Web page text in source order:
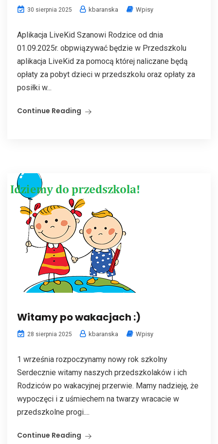
30 sierpnia 2025 kbaranska Wpisy
Aplikacja LiveKid Szanowi Rodzice od dnia
01.09.2025r. obpwiązywać będzie w Przedszkolu
aplikacja LiveKid za pomocą której naliczane będą
opłaty za pobyt dzieci w przedszkolu oraz opłaty za
posiłki w...
Continue Reading
Witamy po wakacjach :)
28 sierpnia 2025 kbaranska Wpisy
1 września rozpoczynamy nowy rok szkolny
Serdecznie witamy naszych przedszkolaków i ich
Rodziców po wakacyjnej przerwie. Mamy nadzieję, że
wypoczęci i z uśmiechem na twarzy wracacie w
przedszkolne progi....
Continue Reading